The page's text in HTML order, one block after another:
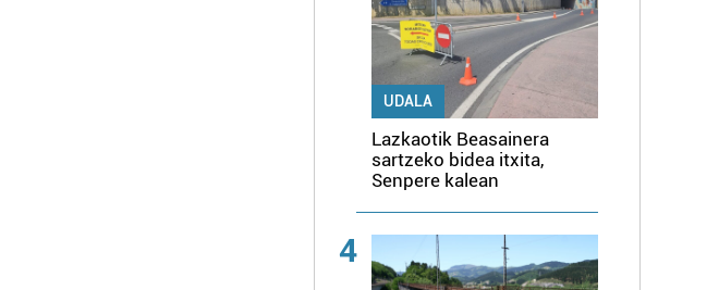
UDALA
Lazkaotik Beasainera
sartzeko bidea itxita,
Senpere kalean
4